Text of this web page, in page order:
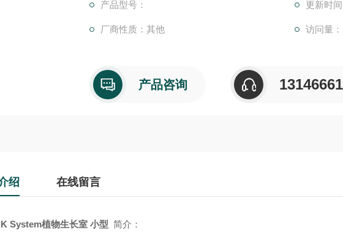
产品型号： 更新时
厂商性质：其他 访问量
产品咨询
绍 在线留言
System植物生长室 小型 简介：